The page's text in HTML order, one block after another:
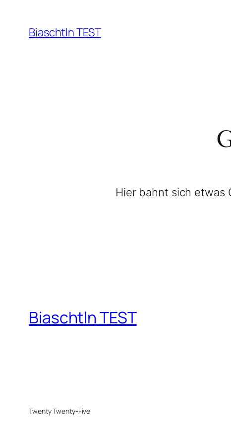
Biaschtln TEST
Hier bahnt sich etwas
Biaschtln TEST
Twenty Twenty-Five